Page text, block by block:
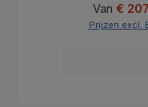
Van €
Prijzen excl.